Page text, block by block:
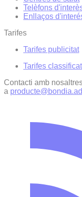
Telèfons
Enllaços
Tarifes
Tarifes publicitat
Tarifes
Contacti amb
a producte@bondia.ad